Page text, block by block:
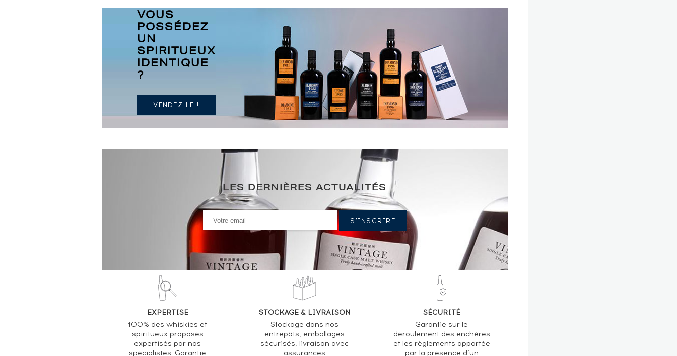
VOUS
POSSÉDEZ
UN
SPIRITUEUX
IDENTIQUE
?
VENDEZ LE !
LES DERNIÈRES ACTUALITÉS
EXPERTISE
100% des whiskies et
spiritueux proposés
expertisés par nos
spécialistes. Garantie
STOCKAGE & LIVRAISON
Stockage dans nos
entrepôts, emballages
sécurisés, livraison avec
assurances
SÉCURITÉ
Garantie sur le
déroulement des enchères
et les règlements apportée
par la présence d’un